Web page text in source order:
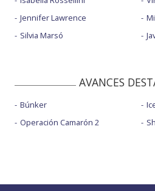
Jennifer Lawrence
Silvia Marsó
AVANCES
Búnker
Operación Camarón 2